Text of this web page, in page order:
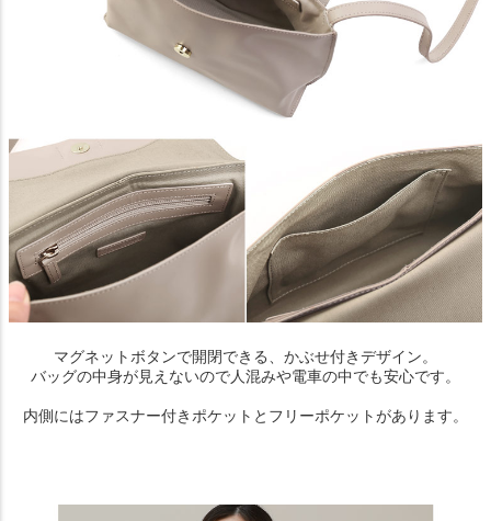
マグネットボタンで開閉できる、かぶせ付きデザイン。
バッグの中身が見えないので人混みや電車の中でも安心です。
内側にはファスナー付きポケットとフリーポケットがあります。